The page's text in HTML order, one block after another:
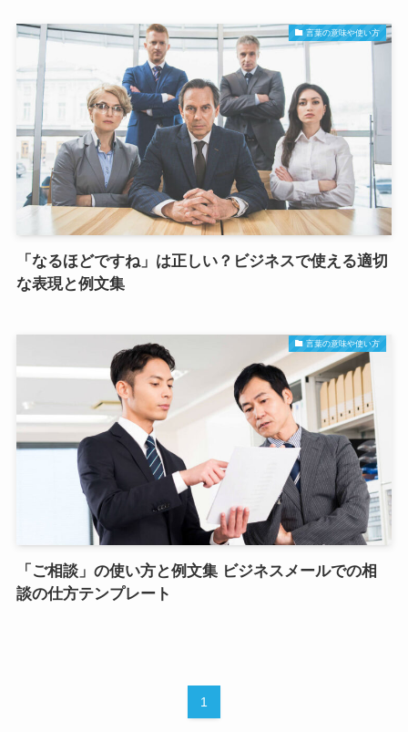
言葉の意味や使い方
「なるほどですね」は正しい？ビジネスで使える適切
な表現と例文集
言葉の意味や使い方
「ご相談」の使い方と例文集 ビジネスメールでの相
談の仕方テンプレート
1